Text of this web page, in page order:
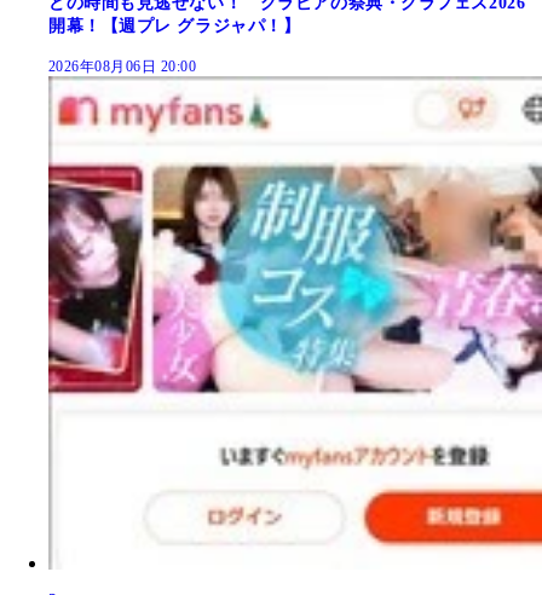
開幕！【週プレ グラジャパ！】
2026年08月06日 20:00